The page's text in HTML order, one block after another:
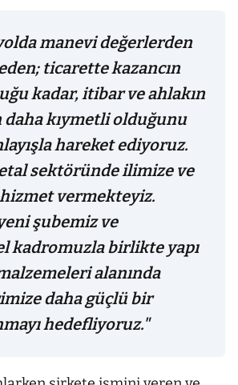
manevi değerlerden
ticarette kazancın
kadar, itibar ve ahlakın
daha kıymetli olduğunu
hareket ediyoruz.
sektöründe ilimize ve
vermekteyiz.
şubemiz ve
kadromuzla birlikte yapı
alanında
daha güçlü bir
hedefliyoruz."